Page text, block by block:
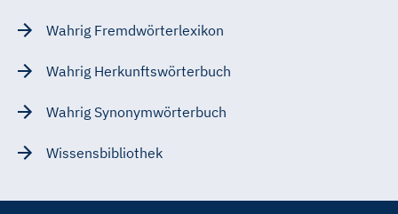
Wahrig Fremdwörterlexikon
Wahrig Herkunftswörterbuch
Wahrig Synonymwörterbuch
Wissensbibliothek